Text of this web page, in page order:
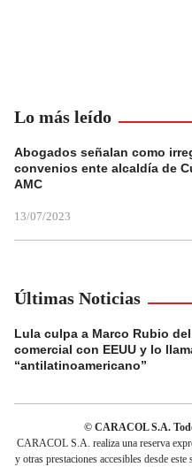
Lo más leído
Abogados señalan como
convenios ente alcaldía de
AMC
13/07/2023
Últimas Noticias
Lula culpa a Marco Rubio
comercial con EEUU y lo
“antilatinoamericano”
© CARACOL S.A.
CARACOL S.A. realiza una reserva
y otras prestaciones accesibles desde